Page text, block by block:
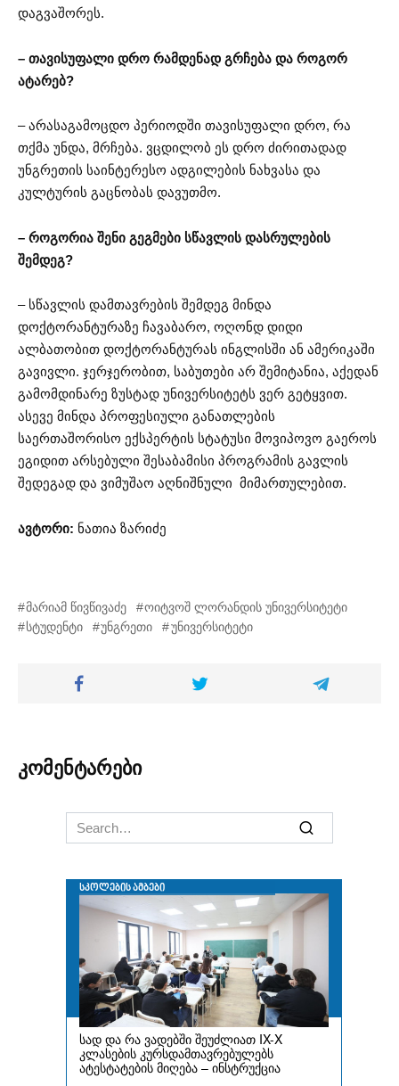
დაგვაშორეს.
– თავისუფალი დრო რამდენად გრჩება და როგორ
ატარებ?
– არასაგამოცდო პერიოდში თავისუფალი დრო, რა
თქმა უნდა, მრჩება. ვცდილობ ეს დრო ძირითადად
უნგრეთის საინტერესო ადგილების ნახვასა და
კულტურის გაცნობას დავუთმო.
– როგორია შენი გეგმები სწავლის დასრულების
შემდეგ?
– სწავლის დამთავრების შემდეგ მინდა
დოქტორანტურაზე ჩავაბარო, ოღონდ დიდი
ალბათობით დოქტორანტურას ინგლისში ან ამერიკაში
გავივლი. ჯერჯერობით, საბუთები არ შემიტანია, აქედან
გამომდინარე ზუსტად უნივერსიტეტს ვერ გეტყვით.
ასევე მინდა პროფესიული განათლების
საერთაშორისო ექსპერტის სტატუსი მოვიპოვო გაეროს
ეგიდით არსებული შესაბამისი პროგრამის გავლის
შედეგად და ვიმუშაო აღნიშნული მიმართულებით.
ავტორი: ნათია ზარიძე
მარიამ წივწივაძე
ოიტვოშ ლორანდის უნივერსიტეტი
სტუდენტი
უნგრეთი უნივერსიტეტი
კომენტარები
Search
for: